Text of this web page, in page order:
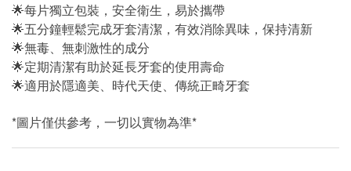
🌟每片獨立包裝，安全衛生，易於攜帶
🌟五分鐘輕鬆完成牙套清潔，有效消除異味，保持清新
🌟無毒、無刺激性的成分
🌟定期清潔有助於延長牙套的使用壽命
🌟適用於隱適美、時代天使、傳統正畸牙套
*圖片僅供參考，一切以實物為準*